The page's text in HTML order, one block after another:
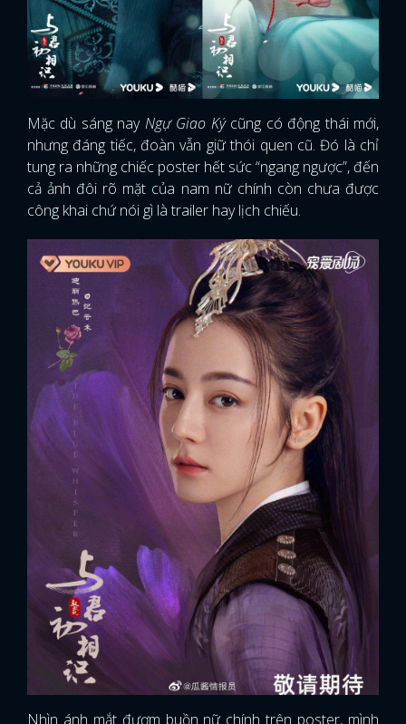
Mặc dù sáng nay Ngự Giao Kýcũng có động thái mới,
nhưng đáng tiếc, đoàn vẫn giữ thói quen cũ. Đó là chỉ
tung ra những chiếc poster hết sức “ngang ngược”, đến
cả ảnh đôi rõ mặt của nam nữ chính còn chưa được
công khai chứ nói gì là trailer hay lịch chiếu.
Nhìn ánh mắt đượm buồn nữ chính trên poster, mình